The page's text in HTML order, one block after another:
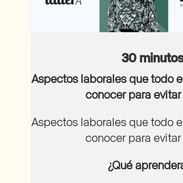
30
Aspectos laborales que todo
conocer para
Aspectos laborales que todo
conocer para
¿Qué